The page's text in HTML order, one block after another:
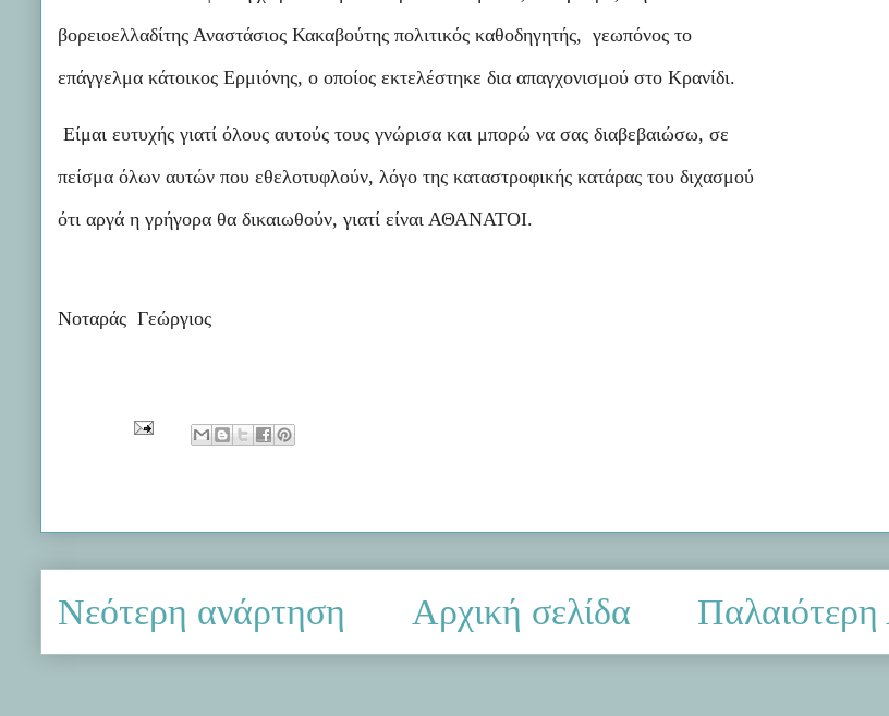
βορειοελλαδίτης Αναστάσιος Κακαβούτης πολιτικός καθοδηγητής, γεωπόνος το
επάγγελμα κάτοικος Ερμιόνης, ο οποίος εκτελέστηκε δια απαγχονισμού στο Κρανίδι.
Είμαι ευτυχής γιατί όλους αυτούς τους γνώρισα και μπορώ να σας διαβεβαιώσω, σε
πείσμα όλων αυτών που εθελοτυφλούν, λόγο της καταστροφικής κατάρας του διχασμού
ότι αργά η γρήγορα θα δικαιωθούν, γιατί είναι ΑΘΑΝΑΤΟΙ.
Νοταράς Γεώργιος
Νεότερη ανάρτηση Αρχική σελίδα